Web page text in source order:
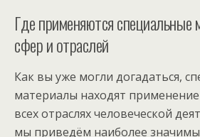
Где применяются специальные
сфер и отраслей
Как вы уже могли догадаться,
материалы находят
всех отраслях человеческой
мы приведём наиболее